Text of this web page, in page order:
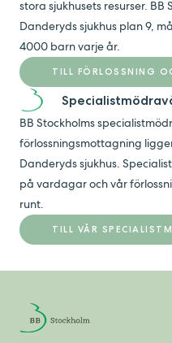
stora sjukhusets resurser.
Danderyds sjukhus plan 9,
4000 barn varje år.
TILL FÖRLOSSNING
BB Stockholms
förlossningsmottagning
Danderyds sjukhus.
på vardagar och vår
runt.
TILL VÅR